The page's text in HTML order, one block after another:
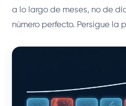
a lo largo de meses, no de
número perfecto. Persigue la